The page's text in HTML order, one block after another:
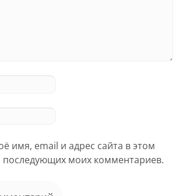
имя, email и адрес сайта в этом
последующих моих комментариев.